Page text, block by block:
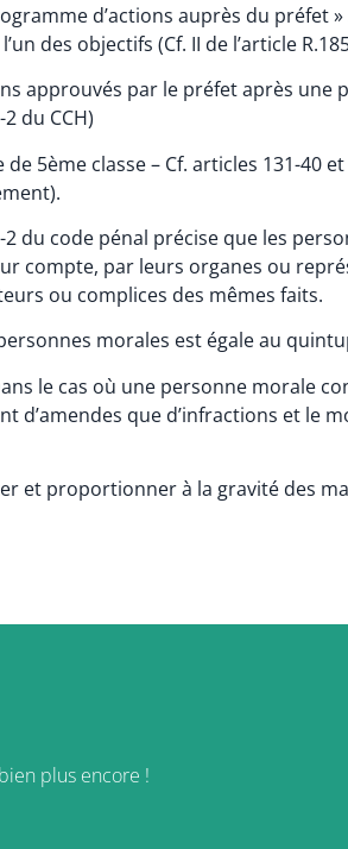
d’actions auprès du préfet
des objectifs (Cf. II de l’article
approuvés par le préfet après
du CCH)
5ème classe – Cf. articles 131-40
du code pénal précise que les
compte, par leurs organes ou
ou complices des mêmes faits.
morales est égale au
le cas où une personne morale
d’amendes que d’infractions et
et proportionner à la gravité des
plus encore !